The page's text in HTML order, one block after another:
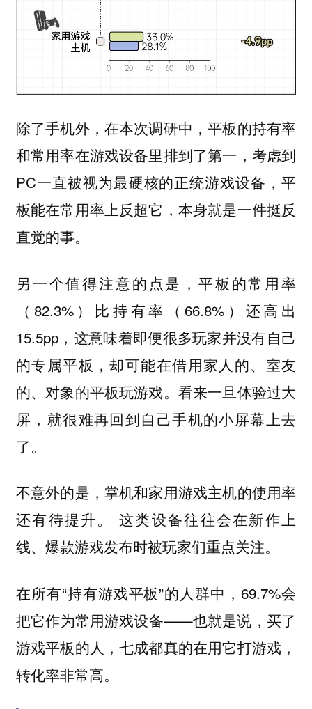
除了手机外，在本次调研中，平板的持有率
和常用率在游戏设备里排到了第一，考虑到
PC一直被视为最硬核的正统游戏设备，平
板能在常用率上反超它，本身就是一件挺反
直觉的事。
另一个值得注意的点是，平板的常用率
（82.3%）比持有率（66.8%）还高出
15.5pp，这意味着即便很多玩家并没有自己
的专属平板，却可能在借用家人的、室友
的、对象的平板玩游戏。看来一旦体验过大
屏，就很难再回到自己手机的小屏幕上去
了。
不意外的是，掌机和家用游戏主机的使用率
还有待提升。 这类设备往往会在新作上
线、爆款游戏发布时被玩家们重点关注。
在所有“持有游戏平板”的人群中，69.7%会
把它作为常用游戏设备——也就是说，买了
游戏平板的人，七成都真的在用它打游戏，
转化率非常高。